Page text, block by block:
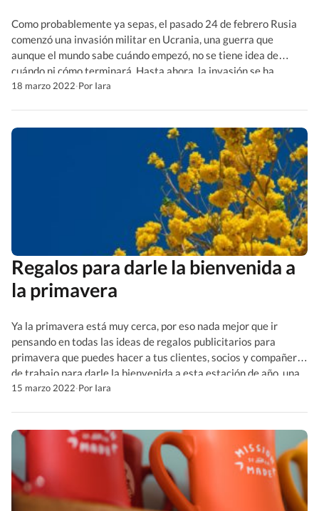
Como probablemente ya sepas, el pasado 24 de febrero Rusia
comenzó una invasión militar en Ucrania, una guerra que
aunque el mundo sabe cuándo empezó, no se tiene idea de
cuándo ni cómo terminará. Hasta ahora, la invasión se ha
cobrado la vida de militares y civiles a lo largo de todo el país,
18 marzo 2022·Por Iara
Regalos para darle la bienvenida a
la primavera
Ya la primavera está muy cerca, por eso nada mejor que ir
pensando en todas las ideas de regalos publicitarios para
primavera que puedes hacer a tus clientes, socios y compañeros
de trabajo para darle la bienvenida a esta estación de año, una
de las predilectas de la mayoría de las personas. Algo que es
15 marzo 2022·Por Iara